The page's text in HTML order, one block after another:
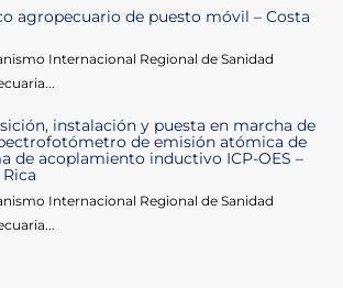
agropecuario de puesto móvil – Costa
Internacional Regional de Sanidad
instalación y puesta en marcha de
de emisión atómica de
de acoplamiento inductivo ICP-OES –
Internacional Regional de Sanidad